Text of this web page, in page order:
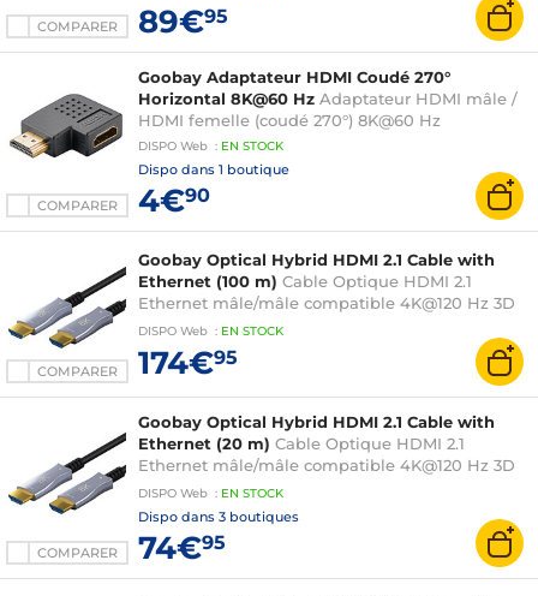
COMPARER 89€95
COMPARER
Goobay Adaptateur HDMI Coudé 270°
Horizontal 8K@60 Hz Adaptateur HDMI mâle /
HDMI femelle (coudé 270°) 8K@60 Hz
DISPO Web : EN STOCK
Dispo dans 1 boutique
4€90
COMPARER
Goobay Optical Hybrid HDMI 2.1 Cable with
Ethernet (100 m) Cable Optique HDMI 2.1
Ethernet mâle/mâle compatible 4K@120 Hz 3D
et 8K@60 Hz
DISPO Web : EN STOCK
174€95
COMPARER
Goobay Optical Hybrid HDMI 2.1 Cable with
Ethernet (20 m) Cable Optique HDMI 2.1
Ethernet mâle/mâle compatible 4K@120 Hz 3D
et 8K@60 Hz
DISPO Web : EN STOCK
Dispo dans 3 boutiques
74€95